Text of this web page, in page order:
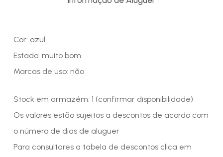
Cor: azul
Estado: muito bom
Marcas de uso: não
Stock em armazém: 1 (confirmar disponibilidade)
Os valores estão sujeitos a descontos de acordo com
o número de dias de aluguer
Para consultares a tabela de descontos clica em